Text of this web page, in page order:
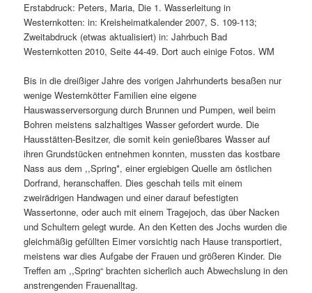
Erstabdruck: Peters, Maria, Die 1. Wasserleitung in
Westernkotten: in: Kreisheimatkalender 2007, S. 109-113;
Zweitabdruck (etwas aktualisiert) in: Jahrbuch Bad
Westernkotten 2010, Seite 44-49. Dort auch einige Fotos. WM
Bis in die dreißiger Jahre des vorigen Jahrhunderts besaßen nur
wenige Westernkötter Familien eine eigene
Hauswasserversorgung durch Brunnen und Pumpen, weil beim
Bohren meistens salzhaltiges Wasser gefordert wurde. Die
Hausstätten-Besitzer, die somit kein genießbares Wasser auf
ihren Grundstücken entnehmen konnten, mussten das kostbare
Nass aus dem ,,Spring*, einer ergiebigen Quelle am östlichen
Dorfrand, heranschaffen. Dies geschah teils mit einem
zweirädrigen Handwagen und einer darauf befestigten
Wassertonne, oder auch mit einem Tragejoch, das über Nacken
und Schultern gelegt wurde. An den Ketten des Jochs wurden die
gleichmäßig gefüllten Eimer vorsichtig nach Hause transportiert,
meistens war dies Aufgabe der Frauen und größeren Kinder. Die
Treffen am ,,Spring“ brachten sicherlich auch Abwechslung in den
anstrengenden Frauenalltag.